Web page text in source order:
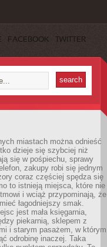
FACEBOOK TWITTER
miastach można odnieść
dzieje się szybciej niż
się w pośpiechu, sprawy
zakupy robi się jednym
coraz częściej spędza się
to istnieją miejsca, które nie
i wciąż przypominają, że
łagodniejszy smak.
jest mała księgarnia,
piekarnią, sklepem z
i starym pasażem, w którym
odrobinę inaczej. Taka